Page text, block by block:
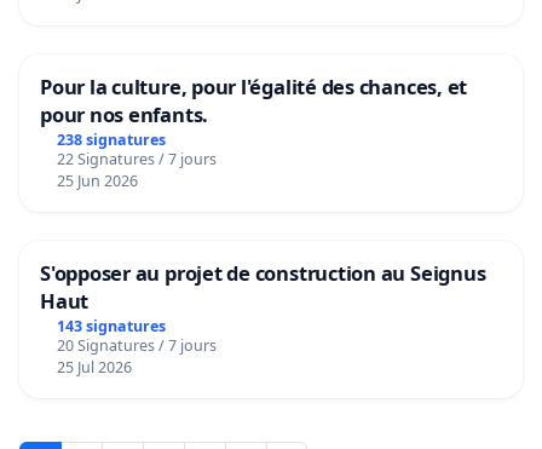
Pour la culture, pour l'égalité des chances, et
pour nos enfants.
238 signatures
22 Signatures / 7 jours
25 Jun 2026
S'opposer au projet de construction au Seignus
Haut
143 signatures
20 Signatures / 7 jours
25 Jul 2026